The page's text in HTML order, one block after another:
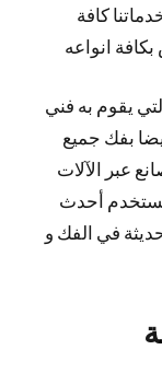
كافة
انواعه
يقوم به فني
بفك جميع
عبر الآلات
نستخدم أحدث
في الفك و